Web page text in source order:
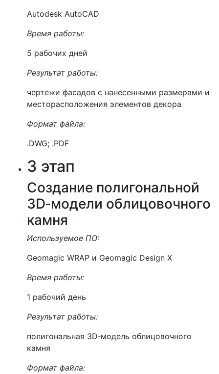
Autodesk AutoCAD
Время работы:
5 рабочих дней
Результат работы:
чертежи фасадов с нанесенными размерами и
месторасположения элементов декора
Формат файла:
.DWG; .PDF
3 этап
Создание полигональной
3D‑модели облицовочного
камня
Используемое ПО:
Geomagic WRAP и Geomagic Design X
Время работы:
1 рабочий день
Результат работы:
полигональная 3D‑модель облицовочного
камня
Формат файла: